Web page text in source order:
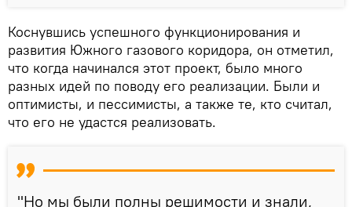
Коснувшись успешного функционирования и
развития Южного газового коридора, он отметил,
что когда начинался этот проект, было много
разных идей по поводу его реализации. Были и
оптимисты, и пессимисты, а также те, кто считал,
что его не удастся реализовать.
"Но мы были полны решимости и знали,